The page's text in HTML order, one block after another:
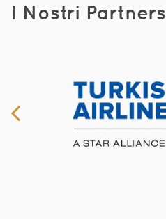
I Nostri Partners